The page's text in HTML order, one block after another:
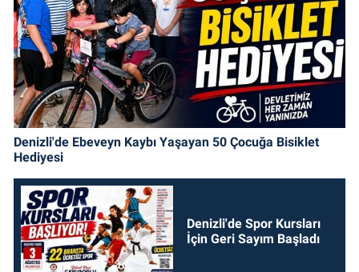
Denizli'de Ebeveyn Kaybı Yaşayan 50 Çocuğa Bisiklet
Hediyesi
Denizli'de Spor Kursları
İçin Geri Sayım Başladı